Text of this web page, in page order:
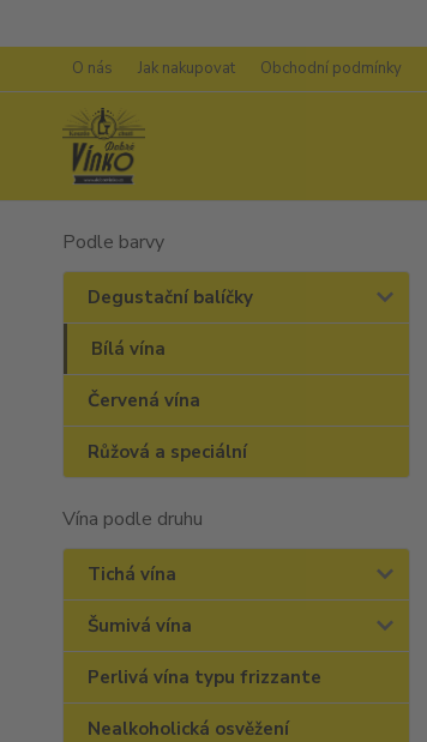
O nás Jak nakupovat Obchodní podmínky
Podle barvy
Degustační balíčky
Bílá vína
Červená vína
Růžová a speciální
Vína podle druhu
Tichá vína
Šumivá vína
Perlivá vína typu frizzante
Nealkoholická osvěžení